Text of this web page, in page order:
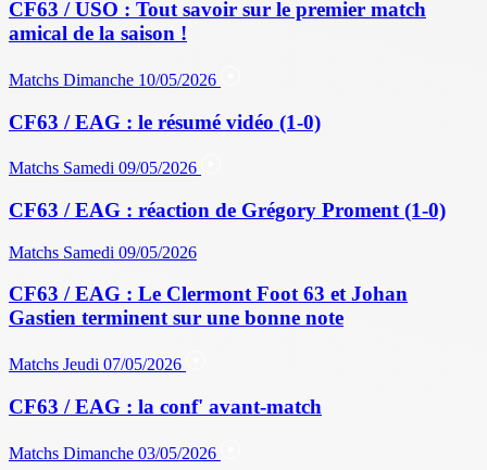
CF63 / USO : Tout savoir sur le premier match
amical de la saison !
Matchs Dimanche 10/05/2026
CF63 / EAG : le résumé vidéo (1-0)
Matchs Samedi 09/05/2026
CF63 / EAG : réaction de Grégory Proment (1-0)
Matchs Samedi 09/05/2026
CF63 / EAG : Le Clermont Foot 63 et Johan
Gastien terminent sur une bonne note
Matchs Jeudi 07/05/2026
CF63 / EAG : la conf' avant-match
Matchs Dimanche 03/05/2026